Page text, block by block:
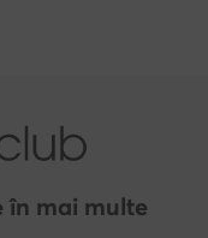
în mai multe